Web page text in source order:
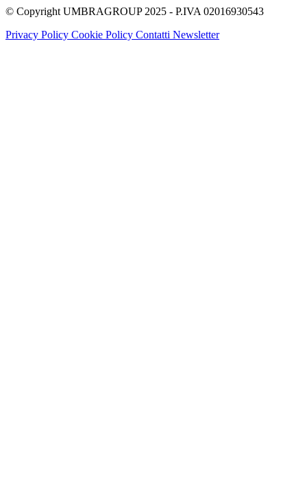
© Copyright UMBRAGROUP 2025 - P.IVA 02016930543
Privacy Policy Cookie Policy Contatti Newsletter